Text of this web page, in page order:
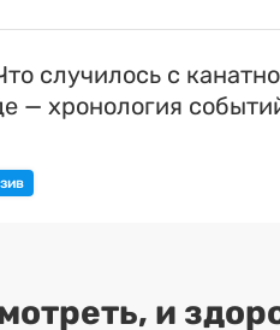
случилось с
— хронология
и